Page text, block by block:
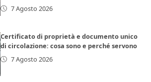
7 Agosto 2026
Certificato di proprietà e documento unico
di circolazione: cosa sono e perché servono
7 Agosto 2026